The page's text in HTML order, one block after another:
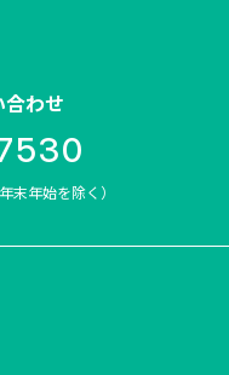
合わせ
年始を除く）